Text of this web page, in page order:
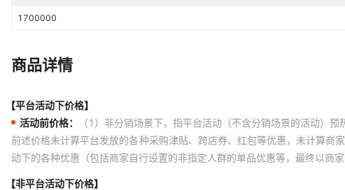
1700000
商品详情
【平台活动下价格】
活动前价格：
（1）非分销场景下，指平台活动（不含分销场景的活动）
前述价格未计算平台发放的各种采购津贴、跨店券、红包等优惠，未计算
动下的各种优惠（包括商家自行设置的非指定人群的单品优惠等，最终以商
【非平台活动下价格】